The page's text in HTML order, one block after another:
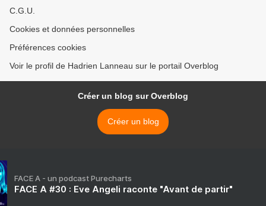
C.G.U.
Cookies et données personnelles
Préférences cookies
Voir le profil de Hadrien Lanneau sur le portail Overblog
Créer un blog sur Overblog
Créer un blog
FACE A - un podcast Purecharts
FACE A #30 : Eve Angeli raconte "Avant de partir"